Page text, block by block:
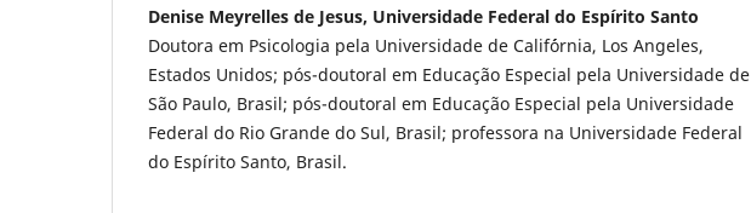
Denise Meyrelles de Jesus, Universidade Federal do Espírito Santo
Doutora em Psicologia pela Universidade de Calif´órnia, Los Angeles,
Estados Unidos; pós-doutoral em Educação Especial pela Universidade de
São Paulo, Brasil; pós-doutoral em Educação Especial pela Universidade
Federal do Rio Grande do Sul, Brasil; professora na Universidade Federal
do Espírito Santo, Brasil.